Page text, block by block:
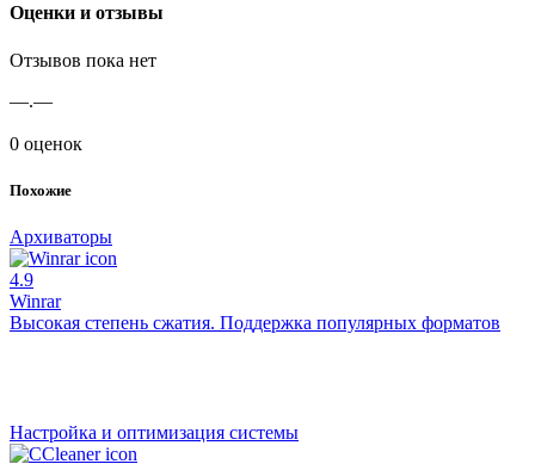
Оценки и отзывы
Отзывов пока нет
—.—
0 оценок
Похожие
Архиваторы
4.9
Winrar
Высокая степень сжатия. Поддержка популярных форматов
Настройка и оптимизация системы